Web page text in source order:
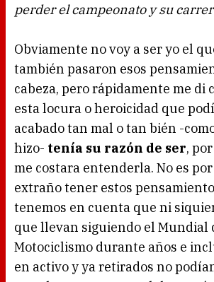
perder el campeonato y su
Obviamente no voy a ser yo el
también pasaron esos
cabeza, pero rápidamente me di
esta locura o heroicidad que
acabado tan mal o tan bién -
hizo- tenía su razón de ser,
me costara entenderla. No es
extraño tener estos
tenemos en cuenta que ni
que llevan siguiendo el Mundial
Motociclismo durante años e
en activo y ya retirados no